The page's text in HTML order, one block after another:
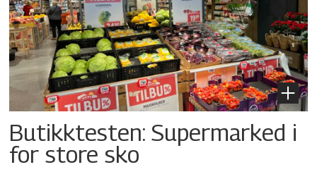
Butikktesten: Supermarked i
for store sko